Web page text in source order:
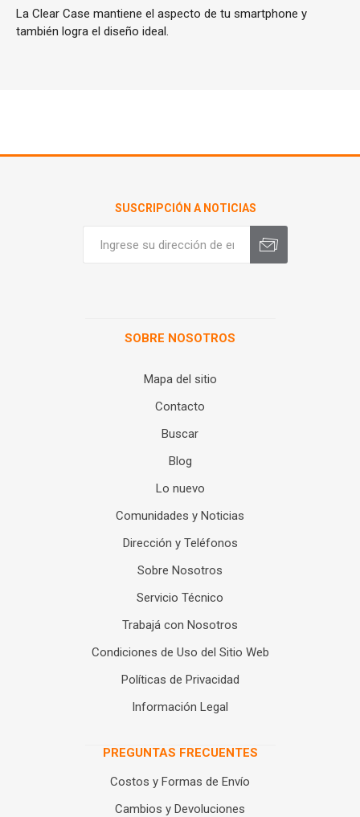
La Clear Case mantiene el aspecto de tu smartphone y
también logra el diseño ideal.
SUSCRIPCIÓN A NOTICIAS
SOBRE NOSOTROS
Mapa del sitio
Contacto
Buscar
Blog
Lo nuevo
Comunidades y Noticias
Dirección y Teléfonos
Sobre Nosotros
Servicio Técnico
Trabajá con Nosotros
Condiciones de Uso del Sitio Web
Políticas de Privacidad
Información Legal
PREGUNTAS FRECUENTES
Costos y Formas de Envío
Cambios y Devoluciones